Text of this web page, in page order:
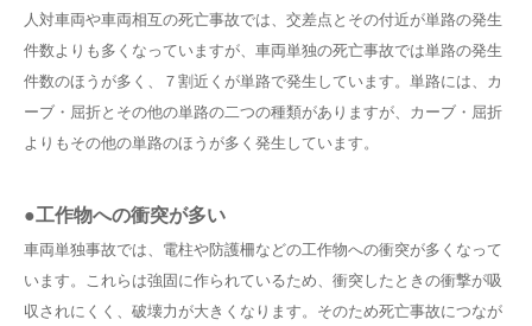
人対車両や車両相互の死亡事故では、交差点とその付近が単路の発生
件数よりも多くなっていますが、車両単独の死亡事故では単路の発生
件数のほうが多く、７割近くが単路で発生しています。単路には、カ
ーブ・屈折とその他の単路の二つの種類がありますが、カーブ・屈折
よりもその他の単路のほうが多く発生しています。
●工作物への衝突が多い
車両単独事故では、電柱や防護柵などの工作物への衝突が多くなって
います。これらは強固に作られているため、衝突したときの衝撃が吸
収されにくく、破壊力が大きくなります。そのため死亡事故につなが